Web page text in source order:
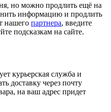
но можно продлить ещё на
информацию и продлить
нашего партнера, введите
подсказкам на сайте.
курьерская служба и
доставку через почту
на ваш адрес придет